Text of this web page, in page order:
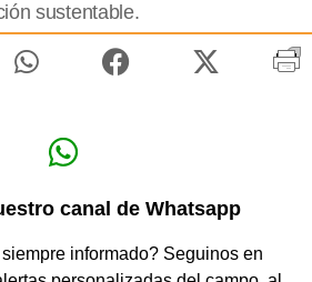
sustentable.
canal de Whatsapp
informado? Seguinos en